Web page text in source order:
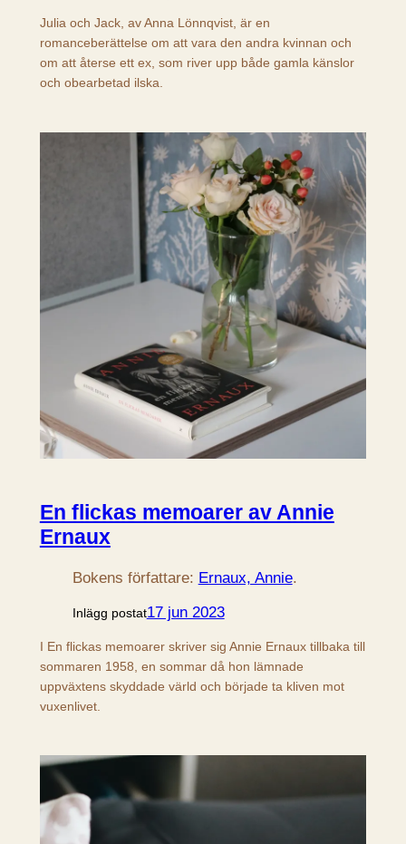
Julia och Jack, av Anna Lönnqvist, är en
romanceberättelse om att vara den andra kvinnan och
om att återse ett ex, som river upp både gamla känslor
och obearbetad ilska.
En flickas memoarer av Annie
Ernaux
Bokens författare: Ernaux, Annie.
Inlägg postat17 jun 2023
I En flickas memoarer skriver sig Annie Ernaux tillbaka till
sommaren 1958, en sommar då hon lämnade
uppväxtens skyddade värld och började ta kliven mot
vuxenlivet.